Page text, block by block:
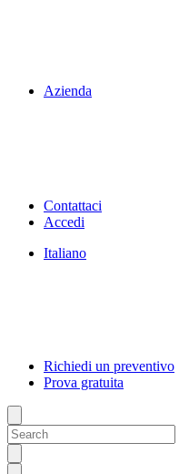
Azienda
Contattaci
Accedi
Italiano
Richiedi un preventivo
Prova gratuita